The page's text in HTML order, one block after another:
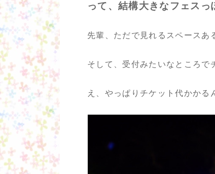
って、結構大きなフェス
先輩、ただで見れるスペース
そして、受付みたいなところで
え、やっぱりチケット代かかる